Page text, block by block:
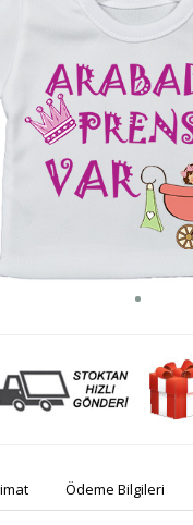
Ödeme Bilgileri